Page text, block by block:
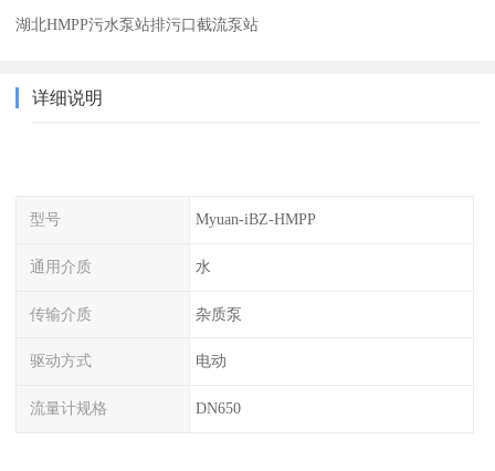
湖北HMPP污水泵站排污口截流泵站
详细说明
型号 Myuan-iBZ-HMPP
通用介质 水
传输介质 杂质泵
驱动方式 电动
流量计规格 DN650